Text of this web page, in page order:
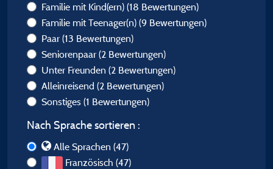
Familie mit Kind(ern) (18 Bewertungen)
Familie mit Teenager(n) (9 Bewertungen)
Paar (13 Bewertungen)
Seniorenpaar (2 Bewertungen)
Unter Freunden (2 Bewertungen)
Alleinreisend (2 Bewertungen)
Sonstiges (1 Bewertungen)
Nach Sprache sortieren :
Alle Sprachen (47)
Französisch (47)